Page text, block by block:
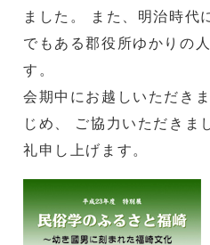
ました。 また、明治時代
でもある郡役所ゆかりの
す。
会期中にお越しいただき
じめ、 ご協力いただきま
礼申し上げます。